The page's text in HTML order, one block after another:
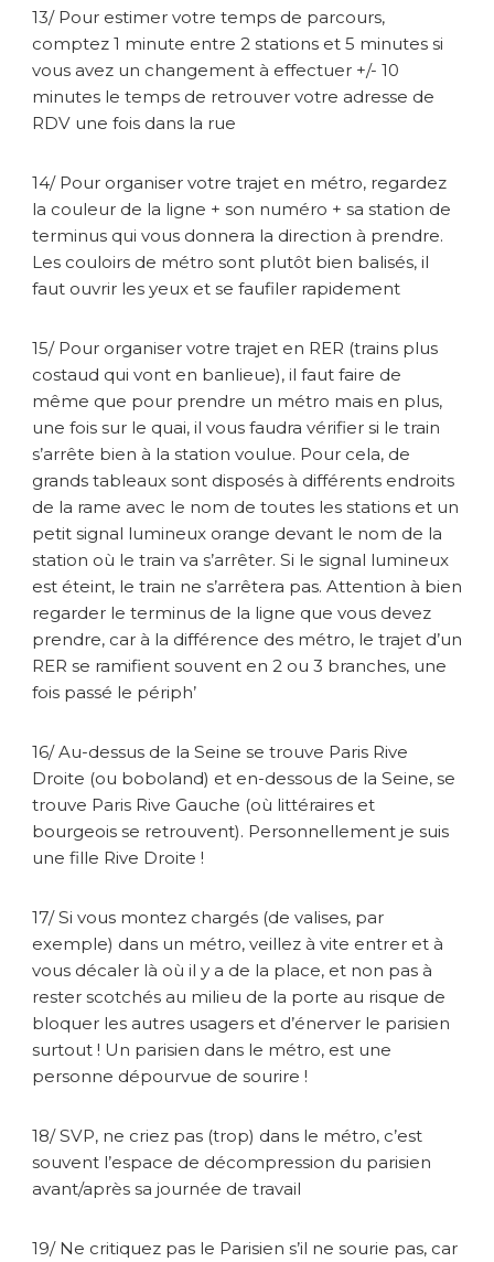
13/ Pour estimer votre temps de parcours,
comptez 1 minute entre 2 stations et 5 minutes si
vous avez un changement à effectuer +/- 10
minutes le temps de retrouver votre adresse de
RDV une fois dans la rue
14/ Pour organiser votre trajet en métro, regardez
la couleur de la ligne + son numéro + sa station de
terminus qui vous donnera la direction à prendre.
Les couloirs de métro sont plutôt bien balisés, il
faut ouvrir les yeux et se faufiler rapidement
15/ Pour organiser votre trajet en RER (trains plus
costaud qui vont en banlieue), il faut faire de
même que pour prendre un métro mais en plus,
une fois sur le quai, il vous faudra vérifier si le train
s’arrête bien à la station voulue. Pour cela, de
grands tableaux sont disposés à différents endroits
de la rame avec le nom de toutes les stations et un
petit signal lumineux orange devant le nom de la
station où le train va s’arrêter. Si le signal lumineux
est éteint, le train ne s’arrêtera pas. Attention à bien
regarder le terminus de la ligne que vous devez
prendre, car à la différence des métro, le trajet d’un
RER se ramifient souvent en 2 ou 3 branches, une
fois passé le périph’
16/ Au-dessus de la Seine se trouve Paris Rive
Droite (ou boboland) et en-dessous de la Seine, se
trouve Paris Rive Gauche (où littéraires et
bourgeois se retrouvent). Personnellement je suis
une fille Rive Droite !
17/ Si vous montez chargés (de valises, par
exemple) dans un métro, veillez à vite entrer et à
vous décaler là où il y a de la place, et non pas à
rester scotchés au milieu de la porte au risque de
bloquer les autres usagers et d’énerver le parisien
surtout ! Un parisien dans le métro, est une
personne dépourvue de sourire !
18/ SVP, ne criez pas (trop) dans le métro, c’est
souvent l’espace de décompression du parisien
avant/après sa journée de travail
19/ Ne critiquez pas le Parisien s’il ne sourie pas, car